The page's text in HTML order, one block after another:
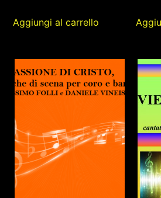
Aggiungi al carrello